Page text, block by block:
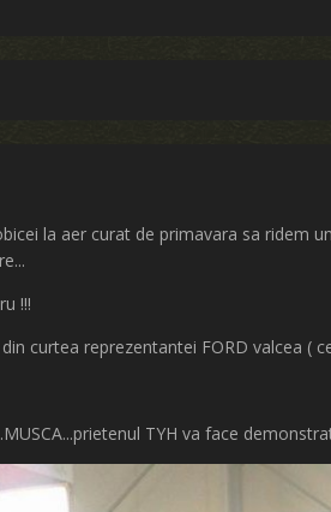
la aer curat de primavara sa ridem
!!!
curtea reprezentantei FORD valcea (
MUSCA...prietenul TYH va face